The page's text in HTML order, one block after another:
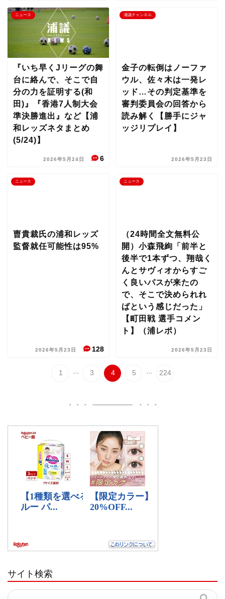
ニュース
『いち早くJリーグの舞
台に絡んで、そこで自
分の力を証明する(和
田)』『香港7人制大会
準決勝進出』など【浦
和レッズネタまとめ
(5/24)】
2026年5月24日 6
浦議チャンネル
金子の転倒はノーファ
ウル、佐々木は一発レ
ッド…その判定基準を
審判委員会の回答から
読み解く【勝手にジャ
ッジリプレイ】
2026年5月23日
ニュース
曺貴裁氏の浦和レッズ
監督就任可能性は95%
2026年5月23日 128
ニュース
（24時間全文無料公
開）小森飛絢「前半と
後半で1本ずつ、翔哉く
んとサヴィオからすご
く良いパスが来たの
で、そこで決められれ
ばという感じだった」
【町田戦 選手コメン
ト】（浦レポ）
2026年5月23日
1 ... 3 4 5 ... 224
サイト検索